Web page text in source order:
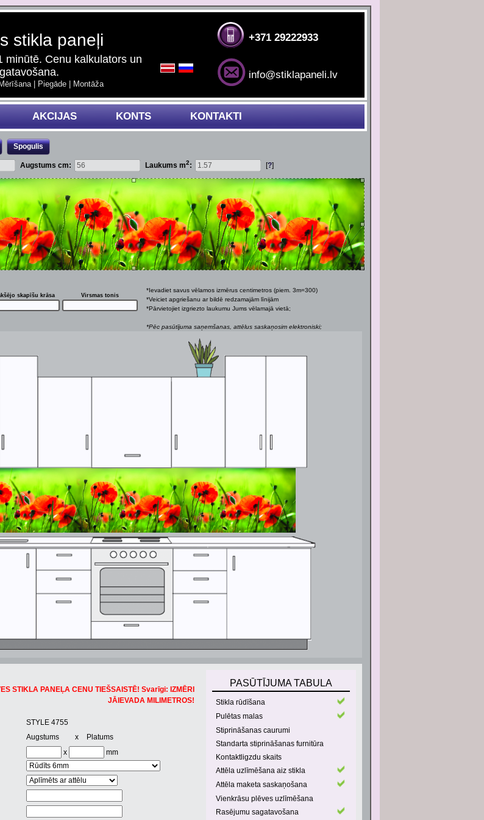
stikla paneļi
minūtē. Cenu kalkulators un
| Piegāde | Montāža
+371 29222933
info@stiklapaneli.lv
AKCIJAS KONTS KONTAKTI
Spogulis
Augstums cm: Laukums m2: [?]
skapīšu krāsa Virsmas tonis
*Ievadiet savus vēlamos izmērus centimetros (piem. 3m=300)
*Veiciet apgriešanu ar bildē redzamajām līnijām
*Pārvietojiet izgriezto laukumu Jums vēlamajā vietā;
*Pēc pasūtījuma saņemšanas, attēlus saskaņosim elektroniski;
STIKLA PANEĻA CENU TIEŠSAISTĒ! Svarīgi: IZMĒRI
JĀIEVADA MILIMETROS!
STYLE 4755
Augstums
x Platums
x mm
PASŪTĪJUMA TABULA
Stikla rūdīšana
Pulētas malas
Stiprināšanas caurumi
Standarta stiprināšanas furnitūra
Kontaktligzdu skaits
Attēla uzlīmēšana aiz stikla
Attēla maketa saskaņošana
Vienkrāsu plēves uzlīmēšana
Rasējumu sagatavošana